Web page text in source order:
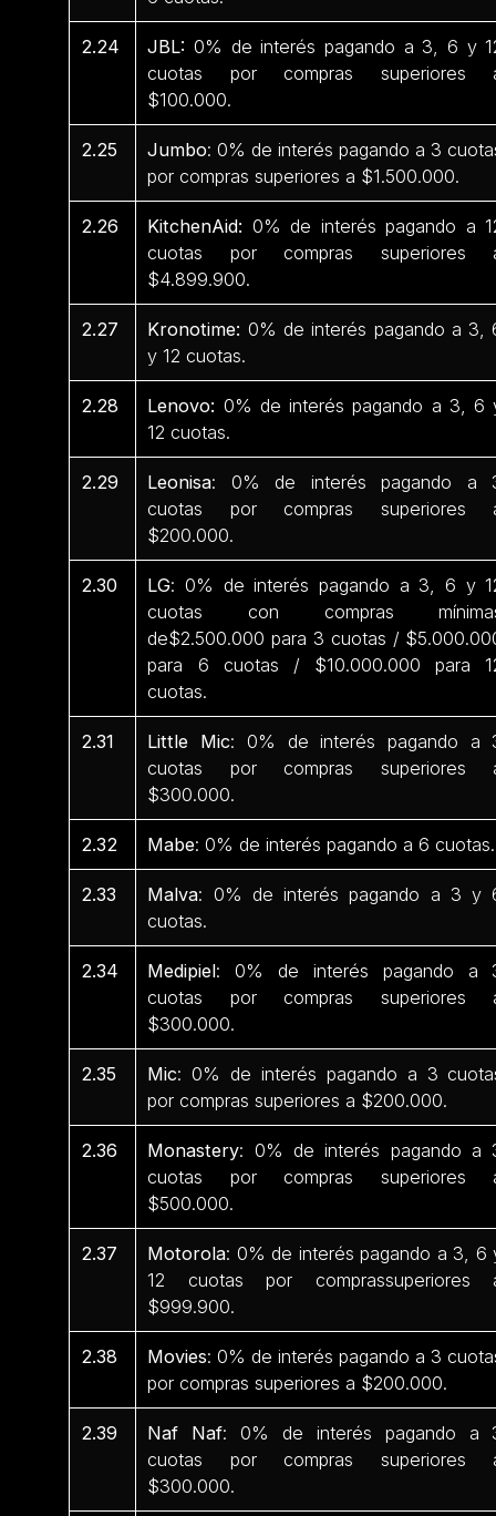
2.24 JBL: 0% de interés pagando a 3, 6 y
cuotas por compras superiores
$100.000.
2.25 Jumbo: 0% de interés pagando a 3
por compras superiores a $1.500.000.
2.26 KitchenAid: 0% de interés pagando a
cuotas por compras superiores
$4.899.900.
2.27 Kronotime: 0% de interés pagando a 3,
y 12 cuotas.
2.28 Lenovo: 0% de interés pagando a 3, 6
12 cuotas.
2.29 Leonisa: 0% de interés pagando a
cuotas por compras superiores
$200.000.
2.30 LG: 0% de interés pagando a 3, 6 y
cuotas con compras
de$2.500.000 para 3 cuotas /
para 6 cuotas / $10.000.000 para
cuotas.
2.31 Little Mic: 0% de interés pagando a
cuotas por compras superiores
$300.000.
2.32 Mabe: 0% de interés pagando a 6 cuotas.
2.33 Malva: 0% de interés pagando a 3 y
cuotas.
2.34 Medipiel: 0% de interés pagando a
cuotas por compras superiores
$300.000.
2.35 Mic: 0% de interés pagando a 3
por compras superiores a $200.000.
2.36 Monastery: 0% de interés pagando a
cuotas por compras superiores
$500.000.
2.37 Motorola: 0% de interés pagando a 3, 6
12 cuotas por comprassuperiores
$999.900.
2.38 Movies: 0% de interés pagando a 3
por compras superiores a $200.000.
2.39 Naf Naf: 0% de interés pagando a
cuotas por compras superiores
$300.000.